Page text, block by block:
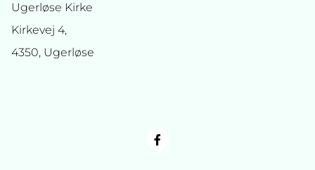
Ugerløse Kirke
Kirkevej 4,
4350, Ugerløse